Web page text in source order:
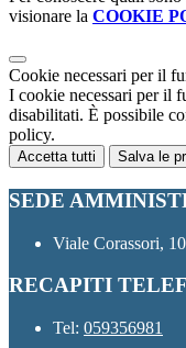
visionare la COOKIE
Cookie necessari per il
I cookie necessari per il
disabilitati. È possibile
policy.
Accetta tutti Salva le
SEDE
Viale Corassori,
RECAPITI
Tel: 059356981